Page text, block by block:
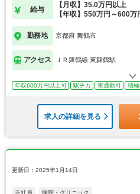
給与
【月収】35.0万円以上
【年収】550万円～600
勤務地 京都府 舞鶴市
アクセス ＪＲ舞鶴線 東舞鶴駅
年収600万円以上可 駅チカ 車通勤可 積
求人の詳細を見る
更新日：2025年1月14日
正社員 病院・クリニック